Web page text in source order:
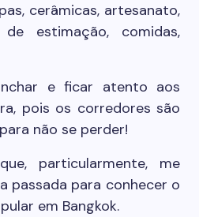
cerâmicas, artesanato,
estimação, comidas,
e ficar atento aos
pois os corredores são
não se perder!
particularmente, me
passada para conhecer o
em Bangkok.